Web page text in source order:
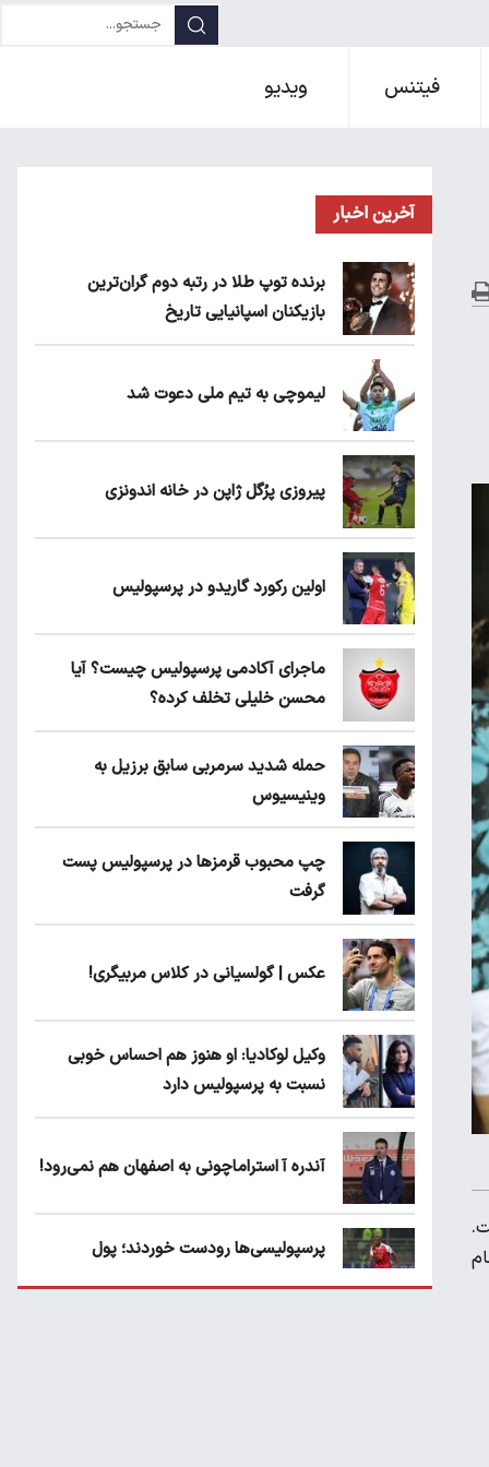
فیتنس ویدیو
آخرین اخبار
برنده توپ طلا در رتبه دوم گران‌ترین
بازیکنان اسپانیایی تاریخ
لیموچی به تیم ملی دعوت شد
پیروزی پرُگل ژاپن در خانه اندونزی
اولین رکورد گاریدو در پرسپولیس
ماجرای آکادمی پرسپولیس چیست؟ آیا
محسن خلیلی تخلف کرده؟
حمله شدید سرمربی سابق برزیل به
وینیسیوس
چپ محبوب قرمزها در پرسپولیس پست
گرفت
عکس | گولسیانی در کلاس مربیگری!
وکیل لوکادیا: او هنوز هم احساس خوبی
نسبت به پرسپولیس دارد
آندره آ استراماچونی به اصفهان هم نمی‌رود!
پرسپولیسی‌ها رودست خوردند؛ پول